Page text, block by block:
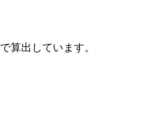
で算出しています。